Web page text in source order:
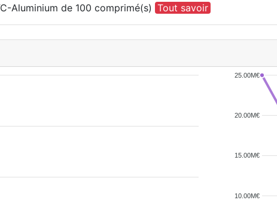
Aluminium de 100 comprimé(s) Tout savoir
25.00M€
20.00M€
15.00M€
10.00M€